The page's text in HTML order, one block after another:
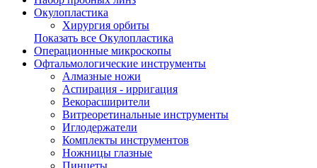
Окулопластика
Хирургия орбиты
Показать все Окулопластика
Операционные микроскопы
Офтальмологические инструменты
Алмазные ножи
Аспирация - ирригация
Векорасширители
Витреоретинальные инструменты
Иглодержатели
Комплекты инструментов
Ножницы глазные
Пинцеты